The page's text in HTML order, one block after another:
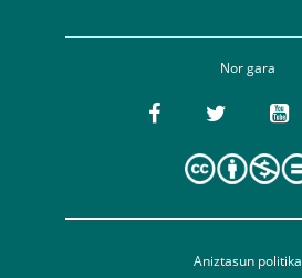
Nor gara
Aniztasun politika